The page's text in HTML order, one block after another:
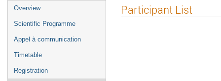
Event
menu
Overview
Scientific Programme
Appel à communication
Timetable
Registration
Participant List